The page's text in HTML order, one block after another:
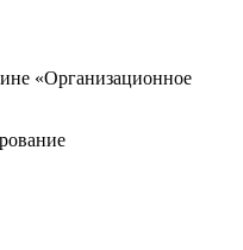
«Организационное